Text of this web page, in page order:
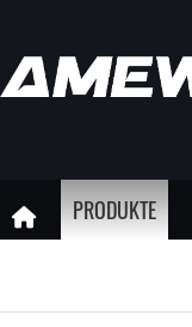
PRODUKTE